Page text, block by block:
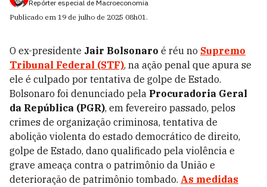
Repórter especial de Macroeconomia
Publicado em 19 de julho de 2025 08h01.
O ex-presidente Jair Bolsonaro é réu no Supremo
Tribunal Federal (STF), na ação penal que apura se
ele é culpado por tentativa de golpe de Estado.
Bolsonaro foi denunciado pela Procuradoria Geral
da República (PGR), em fevereiro passado, pelos
crimes de organização criminosa, tentativa de
abolição violenta do estado democrático de direito,
golpe de Estado, dano qualificado pela violência e
grave ameaça contra o patrimônio da União e
deterioração de patrimônio tombado. As medidas